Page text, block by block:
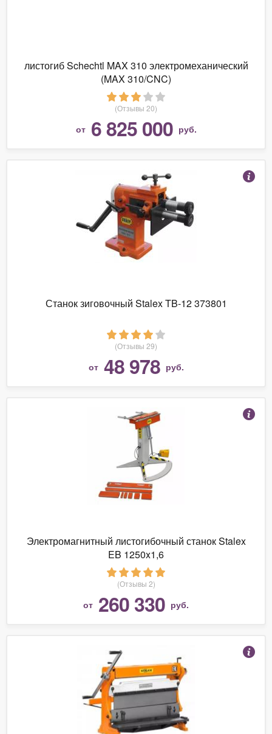
листогиб Schechtl MAX 310 электромеханический
(MAX 310/CNC)
(Отзывы 20)
от 6 825 000 руб.
Станок зиговочный Stalex TB-12 373801
(Отзывы 29)
от 48 978 руб.
Электромагнитный листогибочный станок Stalex
EB 1250x1,6
(Отзывы 2)
от 260 330 руб.